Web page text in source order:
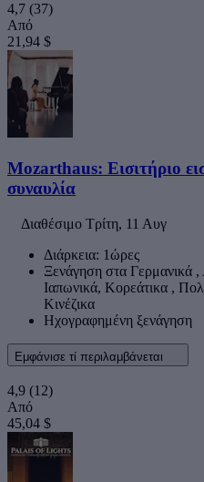
4,7 (37)
Από
21,94 $
Mozarthaus: Εισιτήριο
συναυλία
Διαθέσιμο Τρίτη, 11 Αυγ
Διάρκεια: 1ώρες
Ξενάγηση στα Γερμανικά ,
Ιαπωνικά, Κορεάτικα ,
Κινέζικα
Ηχογραφημένη ξενάγηση
Εμφάνισε τί περιλαμβάνεται
4,9 (12)
Από
45,04 $